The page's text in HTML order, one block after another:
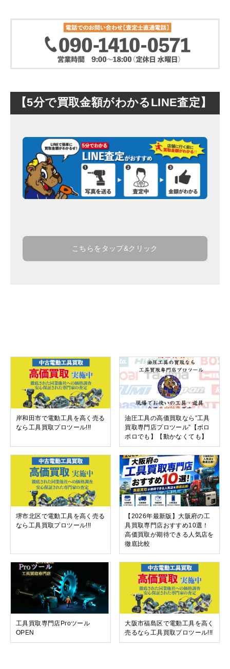
【5分で買取金額がわかるLINE査定】
こちらをタップ&クリック
岸和田市で電動工具を高く売る
なら工具買取プロツール!!!
油圧工具の高価買取なら”工具
買取専門店プロツール”【ボロ
ボロでも】【動かなくても】
堺市北区で電動工具を高く売る
なら工具買取プロツール!!!
【2026年最新版】大阪府の工
具買取専門店おすすめ10選！
高価買取が期待できる人気店を
徹底比較
工具買取専門店Proツール
OPEN
大阪市福島区で電動工具を高く
売るなら工具買取プロツール!!!